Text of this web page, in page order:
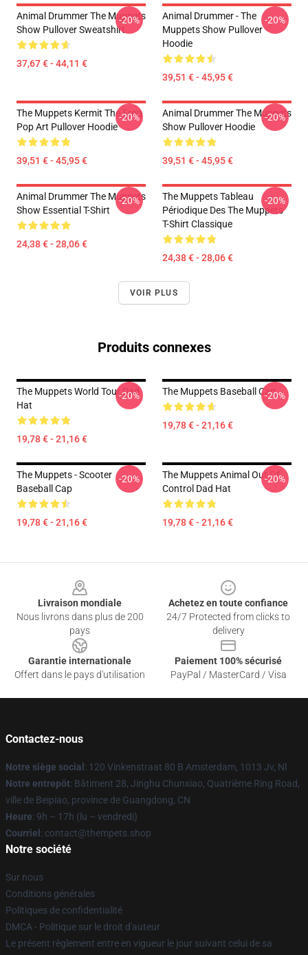
Animal Drummer The Muppets
Show Pullover Sweatshirt
37,67 € - 44,11 €
-20%
Animal Drummer - The
Muppets Show Pullover
Hoodie
39,51 € - 45,95 €
-20%
The Muppets Kermit The Frog
Pop Art Pullover Hoodie
39,51 € - 45,95 €
-20%
Animal Drummer The Muppets
Show Pullover Hoodie
39,51 € - 45,95 €
-20%
Animal Drummer The Muppets
Show Essential T-Shirt
24,38 € - 28,06 €
-20%
The Muppets Tableau
Périodique Des The Muppets
T-Shirt Classique
24,38 € - 28,06 €
-20%
VOIR PLUS
Produits connexes
The Muppets World Tour Dad
Hat
19,78 € - 21,16 €
-20% The Muppets Baseball Cap
19,78 € - 21,16 €
-20%
The Muppets - Scooter
Baseball Cap
19,78 € - 21,16 €
-20%
The Muppets Animal Out Of
Control Dad Hat
19,78 € - 21,16 €
-20%
Livraison mondiale
Nous livrons dans plus de 200
pays
Achetez en toute confiance
24/7 Protected from clicks to
delivery
Garantie internationale
Offert dans le pays d'utilisation
Paiement 100% sécurisé
PayPal / MasterCard / Visa
Contactez-nous
Notre siège social : 120 Vinkenstraat 80 B Amsterdam, 1013 Jv, Nl
Notre entrepôt: Bâtiment 28, Jinghu Chunxiao, Quatrième Ring Road,
ville de Beipiao, province de Guangdong, CN
Heure: 9h – 17h (lu – vendredi)
Courriel : contact@thempets.shop
Notre société
Sur nous
Conditions générales
Politiques de confidentialité
DMCA - Politique sur le droit d'auteur
Le présent règlement entre en vigueur le jour suivant celui de sa